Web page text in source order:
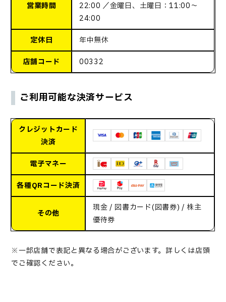
営業時間
22:00 ／金曜日、土曜日：11:00〜
24:00
定休日 年中無休
店舗コード 00332
ご利用可能な決済サービス
クレジットカード
決済
電子マネー
各種QRコード決済
その他
現金 / 図書カード(図書券) / 株主
優待券
※一部店舗で表記と異なる場合がございます。詳しくは店頭
でご確認ください。